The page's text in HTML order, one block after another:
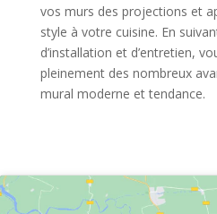
vos murs des projections et
style à votre cuisine. En
d’installation et d’entretien,
pleinement des nombreux
mural moderne et tendance.